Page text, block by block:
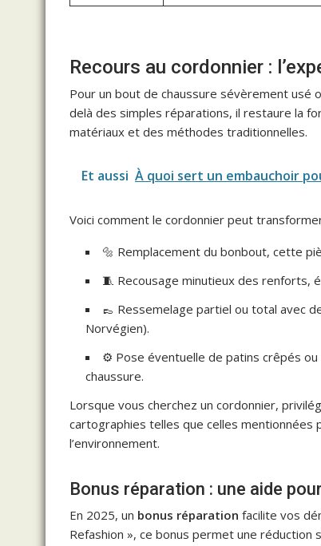
Recours au cordonnier :
Pour un bout de chaussure sévèrement usé
delà des simples réparations, il restaure la
matériaux et des méthodes traditionnelles.
Et aussi À quoi sert un embauchoir
Voici comment le cordonnier peut
🔩 Remplacement du bonbout, cette
🧵 Recousage minutieux des renforts,
👞 Ressemelage partiel ou total avec
Norvégien).
⚙️ Pose éventuelle de patins crêpés
chaussure.
Lorsque vous cherchez un cordonnier,
cartographies telles que celles mentionnées
l’environnement.
Bonus réparation : une aide
En 2025, un bonus réparation facilite vos
Refashion », ce bonus permet une